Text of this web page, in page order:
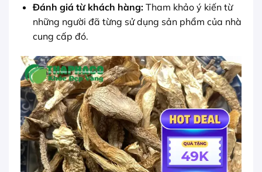
Đánh giá từ khách hàng:Tham khảo ý kiến từ
những người đã từng sử dụng sản phẩm của nhà
cung cấp đó.